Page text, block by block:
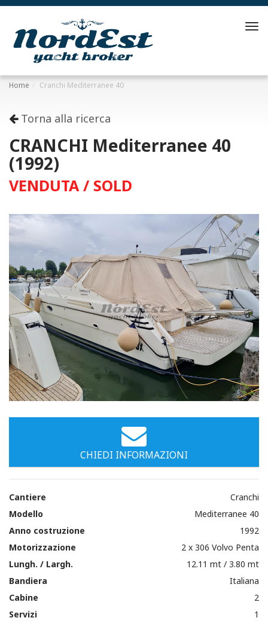
Home Cranchi Mediterranee 40
Torna alla ricerca
CRANCHI Mediterranee 40
(1992)
VENDUTA / SOLD
CHIEDI INFORMAZIONI
Cantiere
Cranchi
Modello
Mediterranee 40
Anno costruzione
1992
Motorizzazione
2 x 306 Volvo Penta
Lungh. / Largh.
12.11 mt / 3.80 mt
Bandiera
Italiana
Cabine
2
Servizi
1